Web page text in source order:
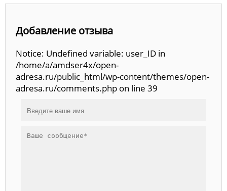
Добавление отзыва
Notice: Undefined variable: user_ID in
/home/a/amdser4x/open-
adresa.ru/public_html/wp-content/themes/open-
adresa.ru/comments.php on line 39